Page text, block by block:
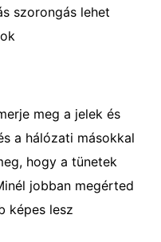
szorongás lehet
meg a jelek és
a hálózati másokkal
hogy a tünetek
jobban megérted
képes lesz